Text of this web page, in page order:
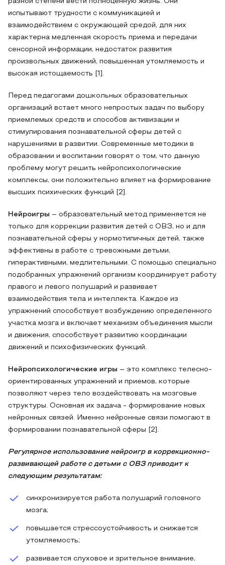
испытывают трудности с коммуникацией и
взаимодействием с окружающей средой, для них
характерна медленная скорость приема и передачи
сенсорной информации, недостаток развития
произвольных движений, повышенная утомляемость и
высокая истощаемость [1].
Перед педагогами дошкольных образовательных
организаций встает много непростых задач по выбору
приемлемых средств и способов активизации и
стимулирования познавательной сферы детей с
нарушениями в развитии. Современные методики в
образовании и воспитании говорят о том, что данную
проблему могут решить нейропсихологические
комплексы, они положительно влияет на формирование
высших психических функций [2].
Нейроигры – образовательный метод применяется не
только для коррекции развития детей с ОВЗ, но и для
познавательной сферы у нормотипичных детей, также
эффективны в работе с тревожными детьми,
гиперактивными, медлительными. С помощью специально
подобранных упражнений организм координирует работу
правого и левого полушарий и развивает
взаимодействия тела и интеллекта. Каждое из
упражнений способствует возбуждению определенного
участка мозга и включает механизм объединения мысли
и движения, способствует развитию координации
движений и психофизических функций.
Нейропсихологические игры – это комплекс телесно-
ориентированных упражнений и приемов, которые
позволяют через тело воздействовать на мозговые
структуры. Основная их задача - формирование новых
нейронных связей. Именно нейронные связи помогают в
формировании познавательной сферы [2].
Регулярное использование нейроигр в коррекционно-
развивающей работе с детьми с ОВЗ приводит к
следующим результатам:
синхронизируется работа полушарий головного
мозга;
повышается стрессоустойчивость и снижается
утомляемость;
развивается слуховое и зрительное внимание,